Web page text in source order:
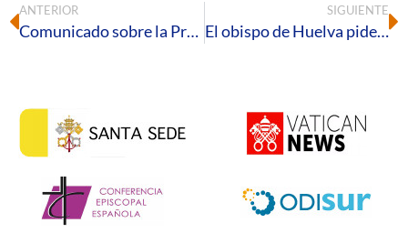
ANTERIOR
Comunicado sobre la Procesión Extraordinaria del Corpus Christi 2022 en la ciudad de Huelva
SIGUIENTE
El obispo de Huelva pide a la diócesis que encomiende en la oración el alma de Mons. Carlos Amigo Vallejo